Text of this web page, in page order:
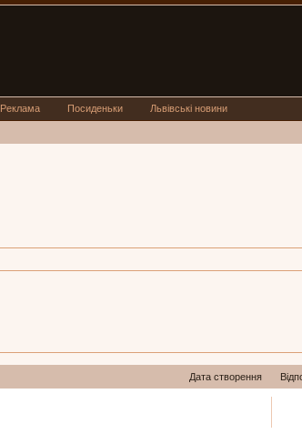
Дата створення
Реклама Посиденьки Львівські новини